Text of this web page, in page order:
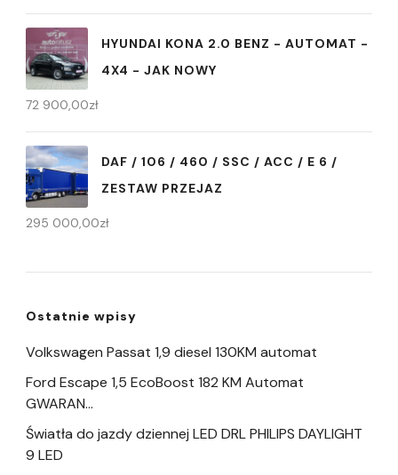
HYUNDAI KONA 2.0 BENZ - AUTOMAT -
4X4 - JAK NOWY
72 900,00zł
DAF / 106 / 460 / SSC / ACC / E 6 /
ZESTAW PRZEJAZ
295 000,00zł
Ostatnie wpisy
Volkswagen Passat 1,9 diesel 130KM automat
Ford Escape 1,5 EcoBoost 182 KM Automat
GWARAN…
Światła do jazdy dziennej LED DRL PHILIPS DAYLIGHT
9 LED